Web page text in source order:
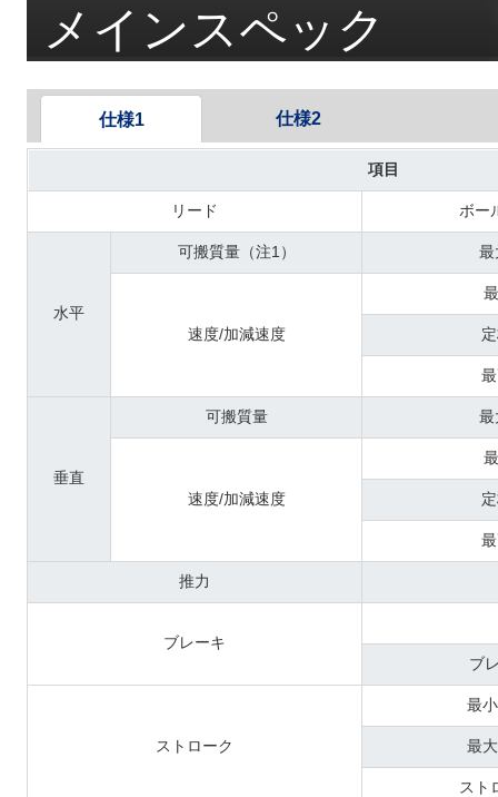
メインスペック
仕様1
項目
リード ボー
水平
可搬質量（注1） 最
速度/加減速度
垂直
可搬質量 最
速度/加減速度
推力
ブレーキ
ブ
ストローク
最
最
スト
仕様2